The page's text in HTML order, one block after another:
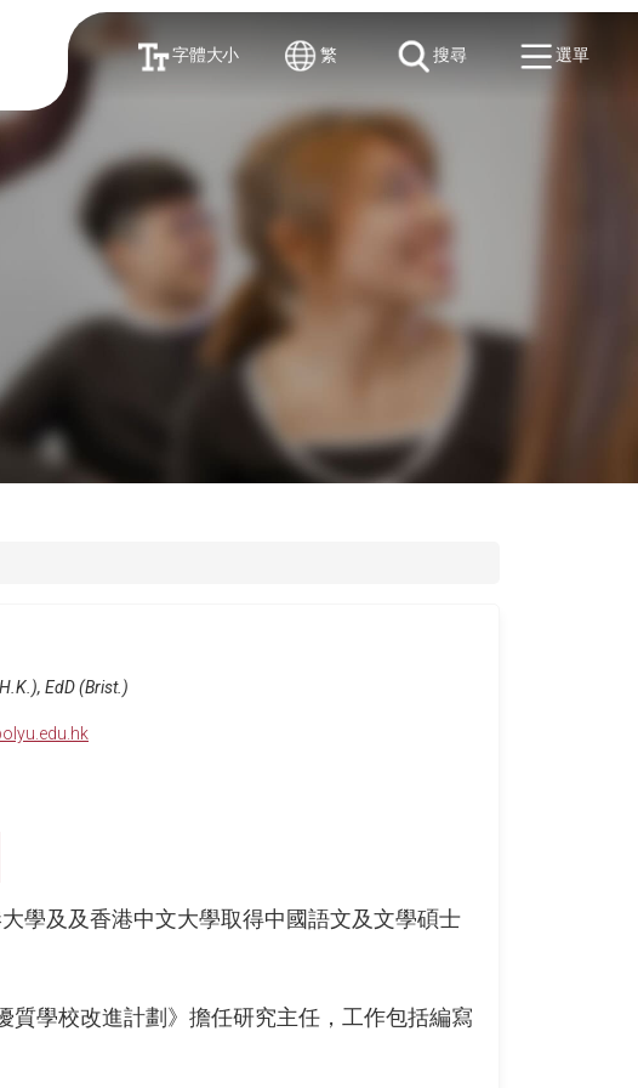
字體大小 繁 搜尋 選單
EdD (Brist.)
學及及香港中文大學取得中國語文及文學碩士
學校改進計劃》擔任研究主任，工作包括編寫